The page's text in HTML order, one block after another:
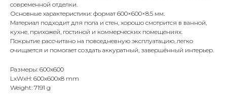
современной отделки.
Основные характеристики: формат 600×600×8.5 мм.
Материал подходит для пола и стен, хорошо смотрится в ванной,
кухне, прихожей, гостиной и коммерческих помещениях.
Покрытие рассчитано на повседневную эксплуатацию, легко
очищается и помогает создать аккуратный, завершённый интерьер.
Размеры: 600x600
LxWxH: 600x600x8 mm
Weight: 7191 g